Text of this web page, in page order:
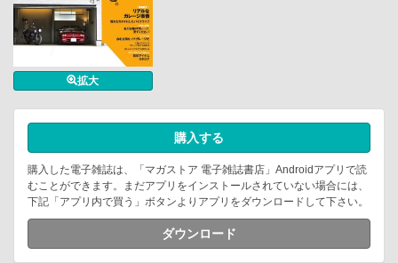
拡大
購入する
購入した電子雑誌は、「マガストア 電子雑誌書店」Androidアプリで読
むことができます。まだアプリをインストールされていない場合には、
下記「アプリ内で買う」ボタンよりアプリをダウンロードして下さい。
ダウンロード